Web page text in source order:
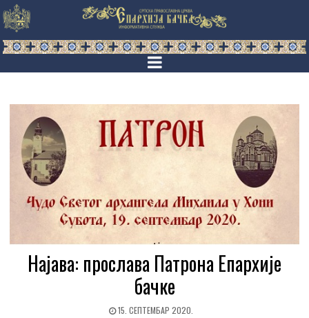
Најава: прослава Патрона Епархије
бачке
15. СЕПТЕМБАР 2020.